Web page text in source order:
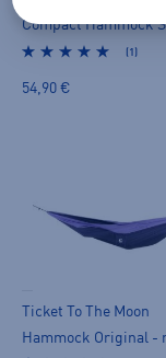
(1)
54,90 €
Ticket To The Moon